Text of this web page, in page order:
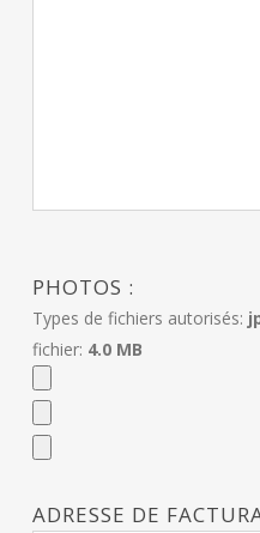
PHOTOS :
Types de fichiers autorisés:
fichier: 4.0 MB
ADRESSE DE